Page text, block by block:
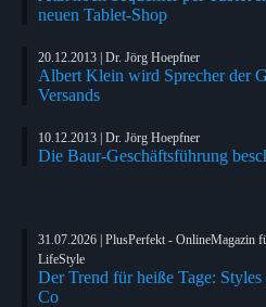
neuen Tablet-Shop
20.12.2013 | Dr. Jörg Hoepfner
Albert Klein wird Sprecher der
Versands
10.12.2013 | Dr. Jörg Hoepfner
Die Baur-Geschäftsführung
31.07.2026 | PlusPerfekt - OnlineMagazin
LifeStyle
Der Trend für heiße Tage:
Co